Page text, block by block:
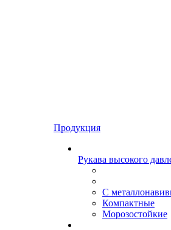
Продукция
Рукава высокого
С
Компактные
Морозостойкие